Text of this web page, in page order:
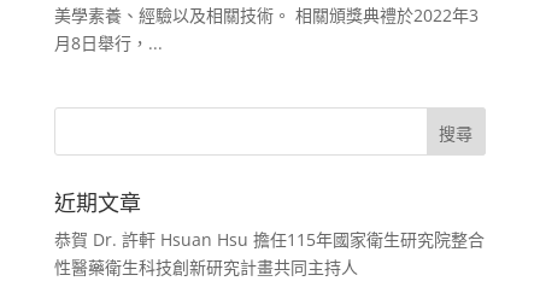
美學素養、經驗以及相關技術。 相關頒獎典禮於2022年3
月8日舉行，...
近期文章
恭賀 Dr. 許軒 Hsuan Hsu 擔任115年國家衛生研究院整合
性醫藥衛生科技創新研究計畫共同主持人